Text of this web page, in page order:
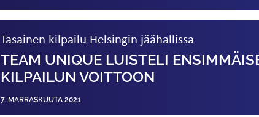
Tasainen kilpailu Helsingin jäähallissa
TEAM UNIQUE LUISTELI
KILPAILUN VOITTOON
7. MARRASKUUTA 2021